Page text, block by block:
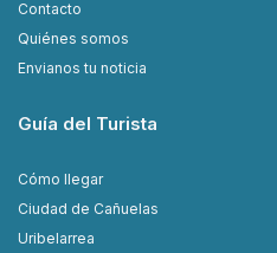
Contacto
Quiénes somos
Envianos tu noticia
Guía del Turista
Cómo llegar
Ciudad de Cañuelas
Uribelarrea